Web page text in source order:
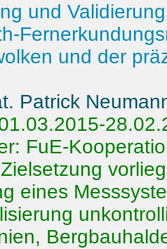
und
und der
Patrick
FuE-
Zielsetzung
eines